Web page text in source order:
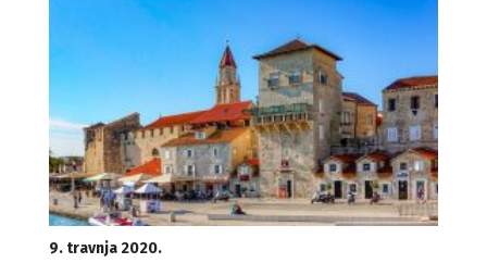
9. travnja 2020.